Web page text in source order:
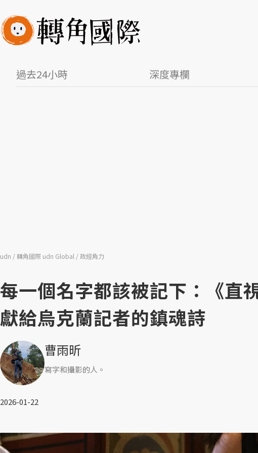
過去24小時 深度專欄
udn 轉角國際 udn Global 政經角力
每一個名字都該被記下：《直
獻給烏克蘭記者的鎮魂詩
曹雨昕
寫字和攝影的人。
2026-01-22